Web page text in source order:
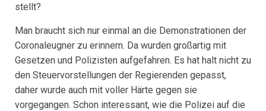
stellt?
Man braucht sich nur einmal an die Demonstrationen der
Coronaleugner zu erinnern. Da wurden großartig mit
Gesetzen und Polizisten aufgefahren. Es hat halt nicht zu
den Steuervorstellungen der Regierenden gepasst,
daher wurde auch mit voller Härte gegen sie
vorgegangen. Schon interessant, wie die Polizei auf die